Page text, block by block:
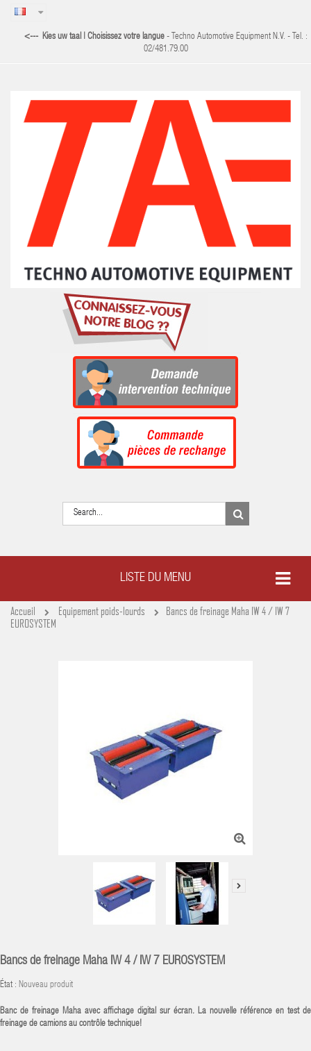
<--- Kies uw taal | Choisissez votre langue - Techno Automotive Equipment N.V. - Tel. :
02/481.79.00
LISTE DU MENU
Accueil Equipement poids-lourds
Bancs de freinage Maha IW 4 / IW 7
EUROSYSTEM
Bancs de freinage Maha IW 4 / IW 7 EUROSYSTEM
État : Nouveau produit
Banc de freinage Maha avec affichage digital sur écran. La nouvelle référence en test de
freinage de camions au contrôle technique!